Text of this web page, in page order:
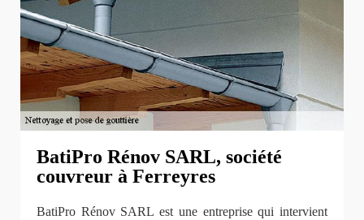
BatiPro Rénov SARL, société
couvreur à Ferreyres
BatiPro Rénov SARL est une entreprise qui intervient